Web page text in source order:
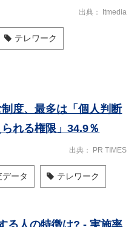
出典 Itmedia
テレワーク
度、最多は「個人判断
れる権限」34.9％
出典 PR TIMES
ータ テレワーク
る人の特徴は? - 実施率